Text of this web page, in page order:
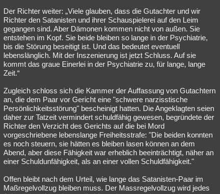
Der Richter weiter: „Viele glauben, dass die Gutachter und wir
Richter den Satanisten und ihrer Schauspielerei auf den Leim
gegangen sind. Aber Dämonen kommen nicht von außen. Sie
entstehen im Kopf. Sie beide bleiben so lange in der Psychiatrie,
bis die Störung beseitigt ist. Und das bedeutet eventuell
lebenslänglich. Mit der Inszenierung ist jetzt Schluss. Auf sie
kommt das graue Einerlei in der Psychiatrie zu, für lange, lange
Zeit.“
Zugleich schloss sich die Kammer der Auffassung von Gutachtern
an, die dem Paar vor Gericht eine "schwere narzisstische
Persönlichkeitsstörung" bescheinigt hatten. Die Angeklagten seien
daher zur Tatzeit vermindert schuldfähig gewesen, begründete der
Richter den Verzicht des Gerichts auf die bei Mord
vorgeschriebene lebenslange Freiheitsstrafe: "Die beiden konnten
es noch steuern, sie hätten es bleiben lasen können an dem
Abend, aber diese Fähigkeit war erheblich beeinträchtigt, näher an
einer Schuldunfähigkeit, als an einer vollen Schuldfähigkeit."
Offen bleibt nach dem Urteil, wie lange das Satanisten-Paar im
Maßregelvollzug bleiben muss. Der Massregelvollzug wird jedes